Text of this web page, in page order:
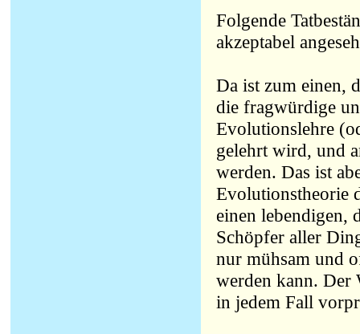
Folgende
akzeptabel
Da ist zum einen,
die fragwürdige
Evolutionslehre
gelehrt wird, und
werden. Das ist
Evolutionstheorie
einen lebendigen,
Schöpfer aller
nur mühsam und
werden kann. Der
in jedem Fall